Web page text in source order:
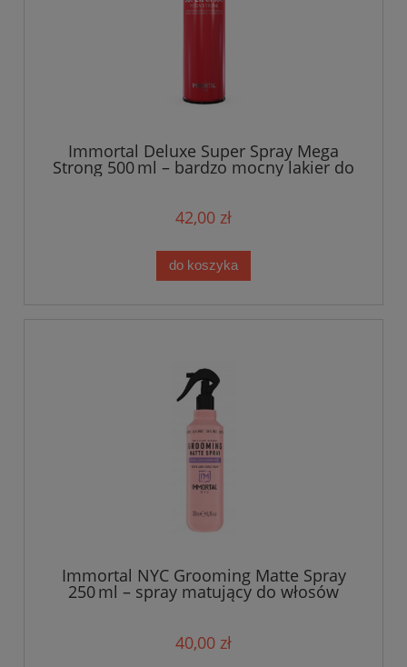
Immortal Deluxe Super Spray Mega
Strong 500 ml – bardzo mocny lakier do
42,00 zł
do koszyka
Immortal NYC Grooming Matte Spray
250 ml – spray matujący do włosów
kręconych i fal
40,00 zł